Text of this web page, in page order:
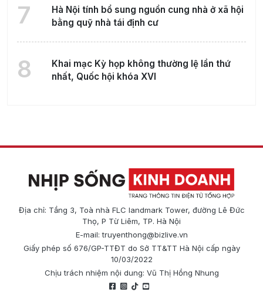
7
Hà Nội tính bổ sung nguồn cung nhà ở xã hội
bằng quỹ nhà tái định cư
8
Khai mạc Kỳ họp không thường lệ lần thứ
nhất, Quốc hội khóa XVI
Địa chỉ: Tầng 3, Toà nhà FLC landmark Tower, đường Lê Đức
Thọ, P Từ Liêm, TP. Hà Nội
E-mail:truyenthong@bizlive.vn
Giấy phép số 676/GP-TTĐT do Sở TT&TT Hà Nội cấp ngày
10/03/2022
Chịu trách nhiệm nội dung: Vũ Thị Hồng Nhung